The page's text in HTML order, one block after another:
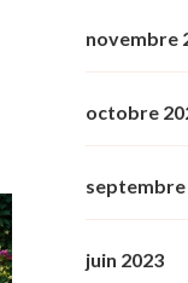
novembre
octobre
septembre
juin 2023